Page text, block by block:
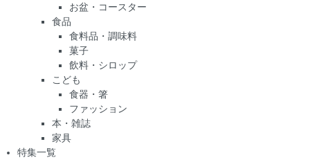
お盆・コースター
食品
食料品・調味料
菓子
飲料・シロップ
こども
食器・箸
ファッション
本・雑誌
家具
特集一覧